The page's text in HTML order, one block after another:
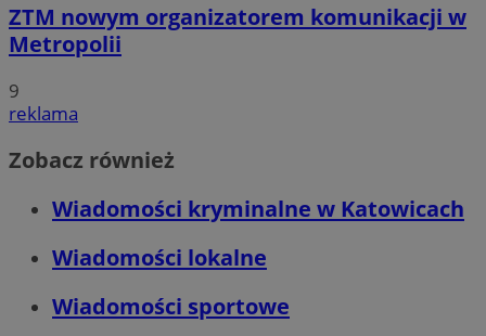
ZTM nowym organizatorem komunikacji w
Metropolii
9
reklama
Zobacz również
Wiadomości kryminalne w Katowicach
Wiadomości lokalne
Wiadomości sportowe